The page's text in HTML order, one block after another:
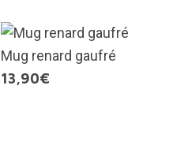
Mug renard gaufré
13,90€